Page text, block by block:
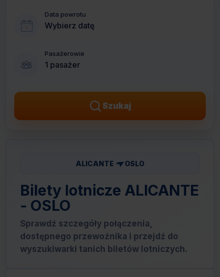
ALICANTE OSLO
Bilety lotnicze ALICANTE
- OSLO
Sprawdź szczegóły połączenia,
dostępnego przewoźnika i przejdź do
wyszukiwarki tanich biletów lotniczych.
Data powrotu
Wybierz datę
Pasażerowie
1 pasażer
Szukaj